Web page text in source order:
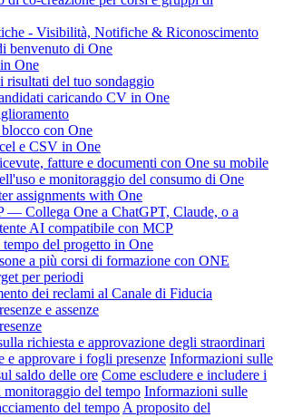
- Visibilità, Notifiche & Riconoscimento
benvenuto di One
One
risultati del tuo sondaggio
caricando CV in One
con One
e CSV in One
fatture e documenti con One su mobile
e monitoraggio del consumo di One
assignments with One
— Collega One a ChatGPT, Claude, o a
AI compatibile con MCP
del progetto in One
a più corsi di formazione con ONE
per periodi
dei reclami al Canale di Fiducia
e assenze
richiesta e approvazione degli straordinari
e approvare i fogli presenze Informazioni sulle
saldo delle ore Come escludere e includere i
monitoraggio del tempo Informazioni sulle
del tempo A proposito del